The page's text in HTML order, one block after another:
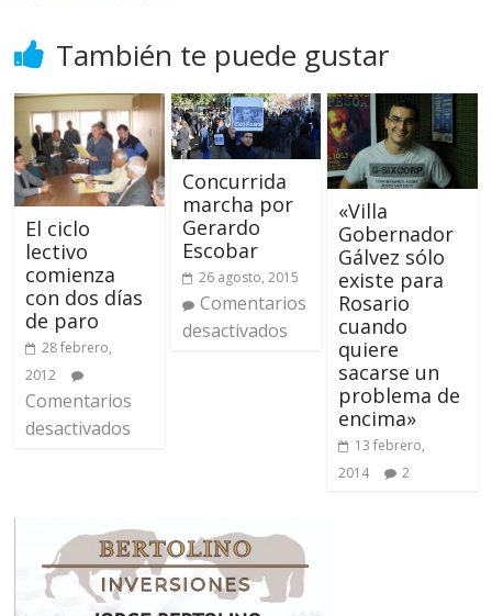
También te puede gustar
El ciclo
lectivo
comienza
con dos días
de paro
28 febrero,
2012
Comentarios
desactivados
Concurrida
marcha por
Gerardo
Escobar
26 agosto, 2015
Comentarios
desactivados
«Villa
Gobernador
Gálvez sólo
existe para
Rosario
cuando
quiere
sacarse un
problema de
encima»
13 febrero,
2014
2